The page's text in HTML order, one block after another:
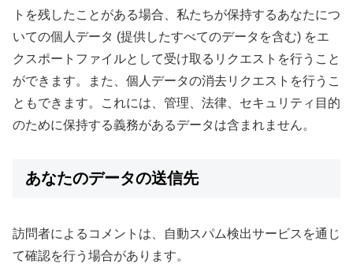
トを残したことがある場合、私たちが保持するあなたにつ
いての個人データ (提供したすべてのデータを含む) をエ
クスポートファイルとして受け取るリクエストを行うこと
ができます。また、個人データの消去リクエストを行うこ
ともできます。これには、管理、法律、セキュリティ目的
のために保持する義務があるデータは含まれません。
あなたのデータの送信先
訪問者によるコメントは、自動スパム検出サービスを通じ
て確認を行う場合があります。